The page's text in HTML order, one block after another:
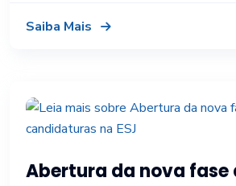
Saiba Mais
Abertura da nova fase